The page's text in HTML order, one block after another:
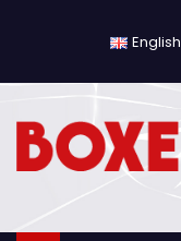
l
English